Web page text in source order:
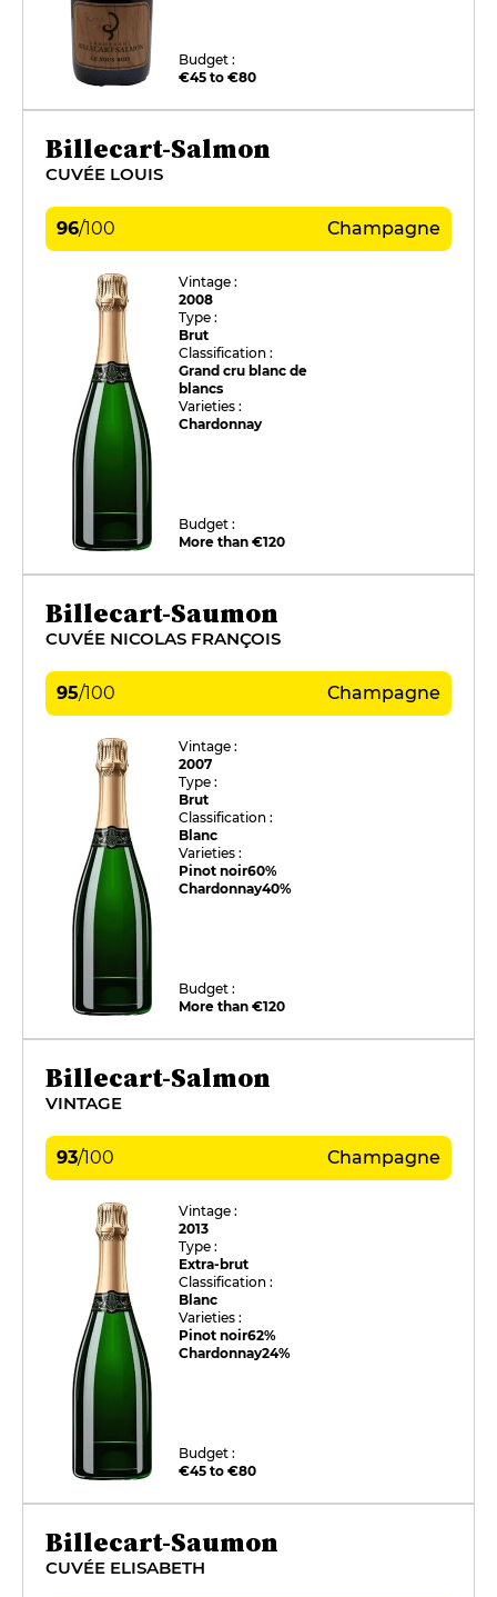
Budget :
€45 to €80
Billecart-Salmon
CUVÉE LOUIS
96/100 Champagne
Vintage :
2008
Type :
Brut
Classification :
Grand cru blanc de
blancs
Varieties :
Chardonnay
Budget :
More than €120
Billecart-Saumon
CUVÉE NICOLAS FRANÇOIS
95/100 Champagne
Vintage :
2007
Type :
Brut
Classification :
Blanc
Varieties :
Pinot noir60%
Chardonnay40%
Budget :
More than €120
Billecart-Salmon
VINTAGE
93/100 Champagne
Vintage :
2013
Type :
Extra-brut
Classification :
Blanc
Varieties :
Pinot noir62%
Chardonnay24%
Budget :
€45 to €80
Billecart-Saumon
CUVÉE ELISABETH